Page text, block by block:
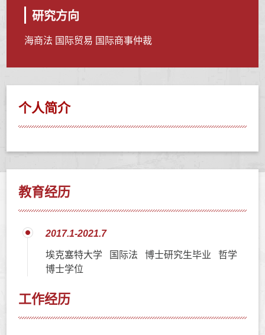
研究方向
海商法 国际贸易 国际商事仲裁
个人简介
教育经历
2017.1-2021.7
埃克塞特大学 国际法 博士研究生毕业 哲学
博士学位
工作经历